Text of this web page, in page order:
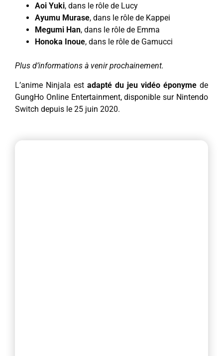
Aoi Yuki, dans le rôle de Lucy
Ayumu Murase, dans le rôle de Kappei
Megumi Han, dans le rôle de Emma
Honoka Inoue, dans le rôle de Gamucci
Plus d’informations à venir prochainement.
L’anime Ninjala est adapté du jeu vidéo éponyme de
GungHo Online Entertainment, disponible sur Nintendo
Switch depuis le 25 juin 2020.